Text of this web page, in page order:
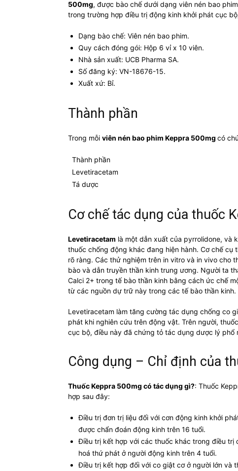
500mg, được bào chế dưới dạng viên nén bao
trong trường hợp điều trị động kinh khởi phát cục
Dạng bào chế: Viên nén bao phim.
Quy cách đóng gói: Hộp 6 vỉ x 10 viên.
Nhà sản xuất: UCB Pharma SA.
Số đăng ký: VN-18676-15.
Xuất xứ: Bỉ.
Thành phần
Trong mỗi viên nén bao phim Keppra 500mg có
Thành phần
Levetiracetam
Tá dược
Cơ chế tác dụng của thuốc
Levetiracetam là một dẫn xuất của pyrrolidone, và
thuốc chống động khác đang hiện hành. Cơ chế
rõ ràng. Các thử nghiệm trên in vitro và in vivo cho
bào và dẫn truyền thần kinh trung ương. Người ta
Calci 2+ trong tế bào thần kinh bằng cách ức chế
từ các nguồn dự trữ này trong các tế bào thần kinh.
Levetiracetam làm tăng cường tác dụng chống co
phát khi nghiên cứu trên động vật. Trên người,
cục bộ, điều này đã chứng tỏ tác dụng dược lý phổ
Công dụng – Chỉ định của
Thuốc Keppra 500mg có tác dụng gì?: Thuốc
hợp sau đây:
Điều trị đơn trị liệu đối với cơn động kinh khởi
được chẩn đoán động kinh trên 16 tuổi.
Điều trị kết hợp với các thuốc khác trong điều
hoá thứ phát ở người động kinh trên 4 tuổi.
Điều trị kết hợp đối với co giật cơ ở người lớn và